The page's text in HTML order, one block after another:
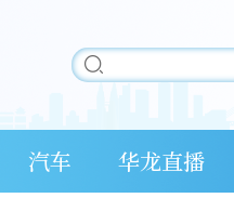
汽车 华龙直播